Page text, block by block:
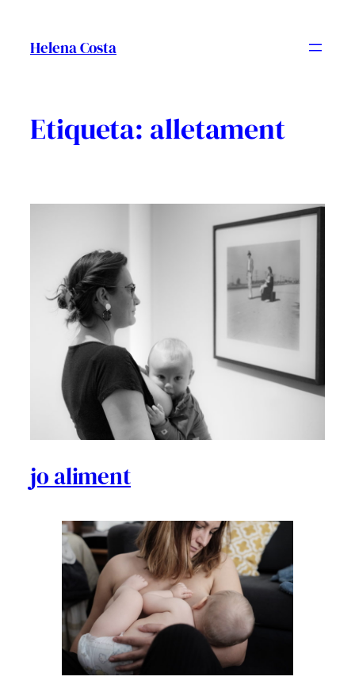
contingut
Helena Costa
Etiqueta: alletament
jo aliment